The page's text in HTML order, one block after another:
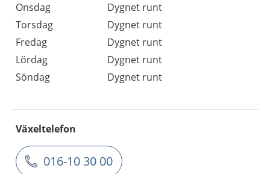
Onsdag
Dygnet runt
Torsdag
Dygnet runt
Fredag
Dygnet runt
Lördag
Dygnet runt
Söndag
Dygnet runt
Växeltelefon
016-10 30 00